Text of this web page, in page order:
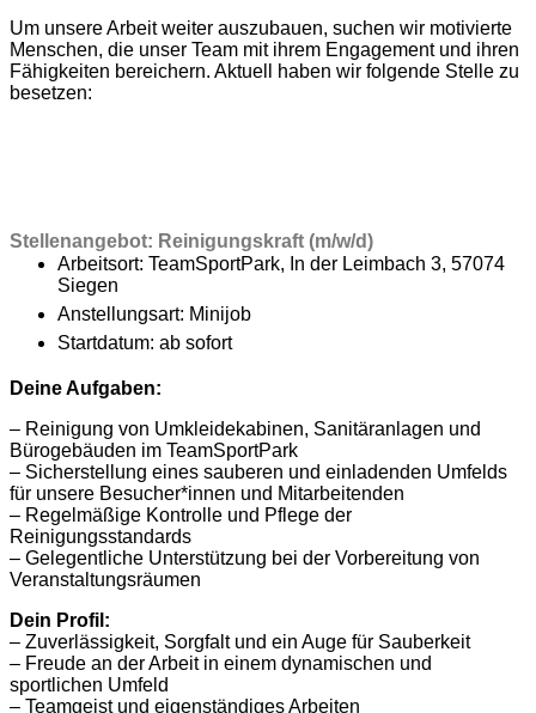
Um unsere Arbeit weiter auszubauen, suchen wir motivierte
Menschen, die unser Team mit ihrem Engagement und ihren
Fähigkeiten bereichern. Aktuell haben wir folgende Stelle zu
besetzen:
Stellenangebot: Reinigungskraft (m/w/d)
Arbeitsort: TeamSportPark, In der Leimbach 3, 57074
Siegen
Anstellungsart: Minijob
Startdatum: ab sofort
Deine Aufgaben:
– Reinigung von Umkleidekabinen, Sanitäranlagen und
Bürogebäuden im TeamSportPark
– Sicherstellung eines sauberen und einladenden Umfelds
für unsere Besucher*innen und Mitarbeitenden
– Regelmäßige Kontrolle und Pflege der
Reinigungsstandards
– Gelegentliche Unterstützung bei der Vorbereitung von
Veranstaltungsräumen
Dein Profil:
– Zuverlässigkeit, Sorgfalt und ein Auge für Sauberkeit
– Freude an der Arbeit in einem dynamischen und
sportlichen Umfeld
– Teamgeist und eigenständiges Arbeiten